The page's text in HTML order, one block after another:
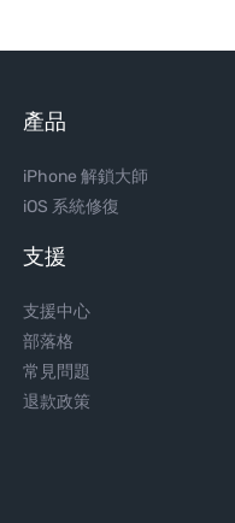
產品
iPhone 解鎖大師
iOS 系統修復
支援
支援中心
部落格
常見問題
退款政策